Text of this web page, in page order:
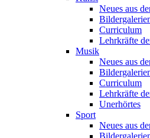
Neues aus
Curriculum
Lehrkräfte
Musik
Neues aus
Curriculum
Lehrkräfte
Unerhörtes
Sport
Neues aus